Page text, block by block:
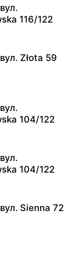
Błonie 23
Gumniska
Pełkińska
45
116/122
Złota 59
104/122
104/122
Sienna 72